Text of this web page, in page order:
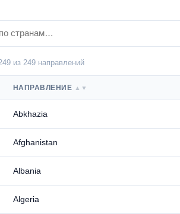
из 249 направлений
НАПРАВЛЕНИЕ ▲▼
Abkhazia
Afghanistan
Albania
Algeria